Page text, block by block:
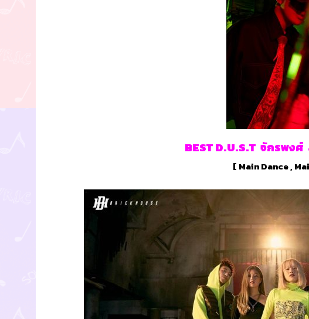
BEST D.U.S.T จักรพง
[ Main Dance ,